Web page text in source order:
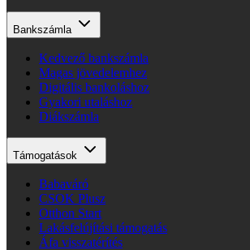
Bankszámla
Kedvező bankszámla
Magas jövedelemhez
Digitális bankoláshoz
Gyakori utaláshoz
Diákszámla
Támogatások
Babaváró
CSOK Plusz
Otthon Start
Lakásfelújítási támogatás
Áfa visszatérítés